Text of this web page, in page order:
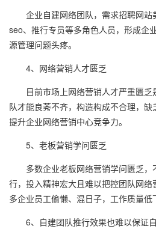
企业自建网络团队，需求招聘网站
seo、推行专员等多角色人员，形成企
源管理问题头疼。
4、网络营销人才匮乏
目前市场上网络营销人才严重匮乏
队才能良莠不齐，构造构成不合理，
提升企业网络营销中心竞争力。
5、老板营销学问匮乏
多数企业老板网络营销学问匮乏，
行，投入精神宏大且难以把控团队网
多企业员工偷懒、混日子，工作质量低
6、自建团队推行效果也难以保证